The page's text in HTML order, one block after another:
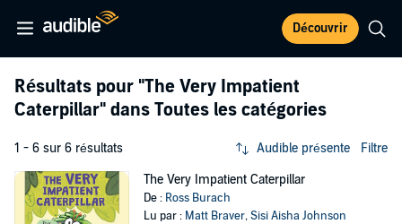
Découvrir
Résultats pour "The Very Impatient
Caterpillar" dans Toutes les catégories
1 - 6 sur 6 résultats Audible présente Filtre
The Very Impatient Caterpillar
De : Ross Burach
Lu par : Matt Braver,Sisi Aisha Johnson